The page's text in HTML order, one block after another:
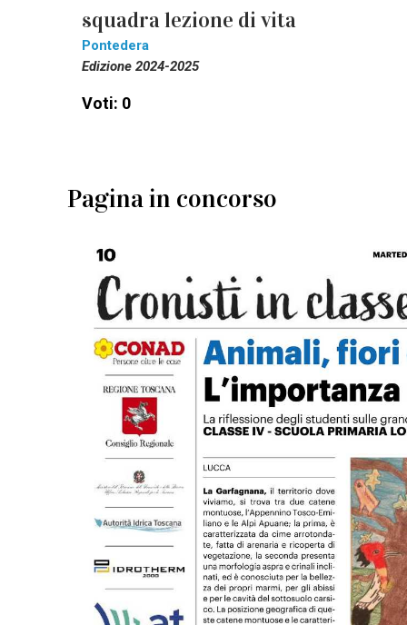
squadra lezione di vita
Pontedera
Edizione 2024-2025
Voti: 0
Pagina in concorso